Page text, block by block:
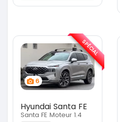
6
Hyundai Santa FE
Santa FE Moteur 1.4
SPÉCIAL